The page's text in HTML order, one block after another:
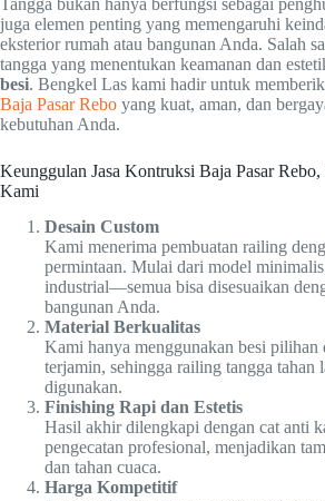
juga elemen penting yang memengaruhi
eksterior rumah atau bangunan Anda. Salah
tangga yang menentukan keamanan dan
besi. Bengkel Las kami hadir untuk
Baja Pasar Rebo yang kuat, aman, dan
kebutuhan Anda.
Keunggulan Jasa Kontruksi Baja Pasar
Kami
Desain Custom
Kami menerima pembuatan railing
permintaan. Mulai dari model
industrial—semua bisa disesuaikan
bangunan Anda.
Material Berkualitas
Kami hanya menggunakan besi pilihan
terjamin, sehingga railing tangga tahan
digunakan.
Finishing Rapi dan Estetis
Hasil akhir dilengkapi dengan cat anti
pengecatan profesional, menjadikan
dan tahan cuaca.
Harga Kompetitif